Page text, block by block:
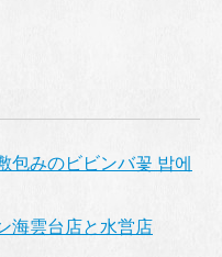
包みのビビンバ꽃 밥에
海雲台店と水営店